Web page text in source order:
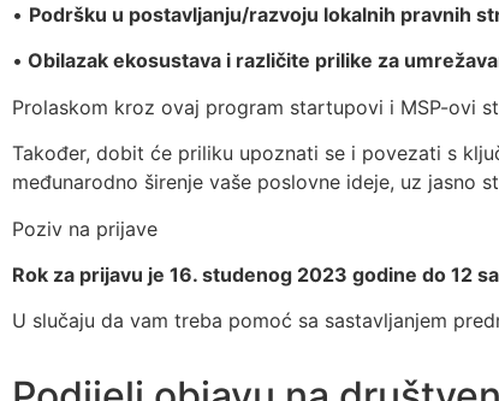
• Podršku u postavljanju/razvoju lokalnih pravnih
• Obilazak ekosustava i različite prilike za
Prolaskom kroz ovaj program startupovi i MSP-ovi
Također, dobit će priliku upoznati se i povezati s
međunarodno širenje vaše poslovne ideje, uz jasno
Poziv na prijave
Rok za prijavu je 16. studenog 2023 godine do 12
U slučaju da vam treba pomoć sa sastavljanjem